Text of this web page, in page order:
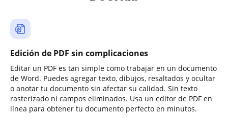
Edición de PDF sin complicaciones
Editar un PDF es tan simple como trabajar en un documento
de Word. Puedes agregar texto, dibujos, resaltados y ocultar
o anotar tu documento sin afectar su calidad. Sin texto
rasterizado ni campos eliminados. Usa un editor de PDF en
línea para obtener tu documento perfecto en minutos.